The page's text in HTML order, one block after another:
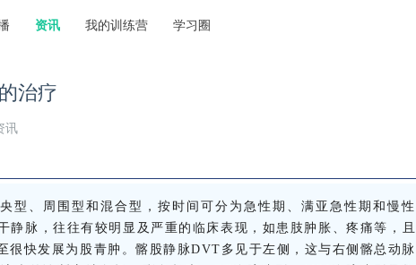
资讯 我的训练营 学习圈
治疗
讯
型、周围型和混合型，按时间可分为急性期、满亚急性期和慢性
静脉，往往有较明显及严重的临床表现，如患肢肿胀、疼痛等，且
很快发展为股青肿。髂股静脉DVT多见于左侧，这与右侧髂总动脉